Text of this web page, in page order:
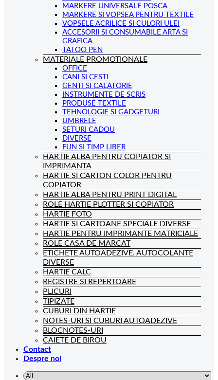
MARKERE UNIVERSALE POSCA
MARKERE SI VOPSEA PENTRU TEXTILE
VOPSELE ACRILICE SI CULORI ULEI
ACCESORII SI CONSUMABILE ARTA SI
GRAFICA
TATOO PEN
MATERIALE PROMOTIONALE
OFFICE
CANI SI CESTI
GENTI SI CALATORIE
INSTRUMENTE DE SCRIS
PRODUSE TEXTILE
TEHNOLOGIE SI GADGETURI
UMBRELE
SETURI CADOU
DIVERSE
FUN SI TIMP LIBER
HARTIE ALBA PENTRU COPIATOR SI
IMPRIMANTA
HARTIE SI CARTON COLOR PENTRU
COPIATOR
HARTIE ALBA PENTRU PRINT DIGITAL
ROLE HARTIE PLOTTER SI COPIATOR
HARTIE FOTO
HARTIE SI CARTOANE SPECIALE DIVERSE
HARTIE PENTRU IMPRIMANTE MATRICIALE
ROLE CASA DE MARCAT
ETICHETE AUTOADEZIVE. AUTOCOLANTE
DIVERSE
HARTIE CALC
REGISTRE SI REPERTOARE
PLICURI
TIPIZATE
CUBURI DIN HARTIE
NOTES-URI SI CUBURI AUTOADEZIVE
BLOCNOTES-URI
CAIETE DE BIROU
Contact
Despre noi